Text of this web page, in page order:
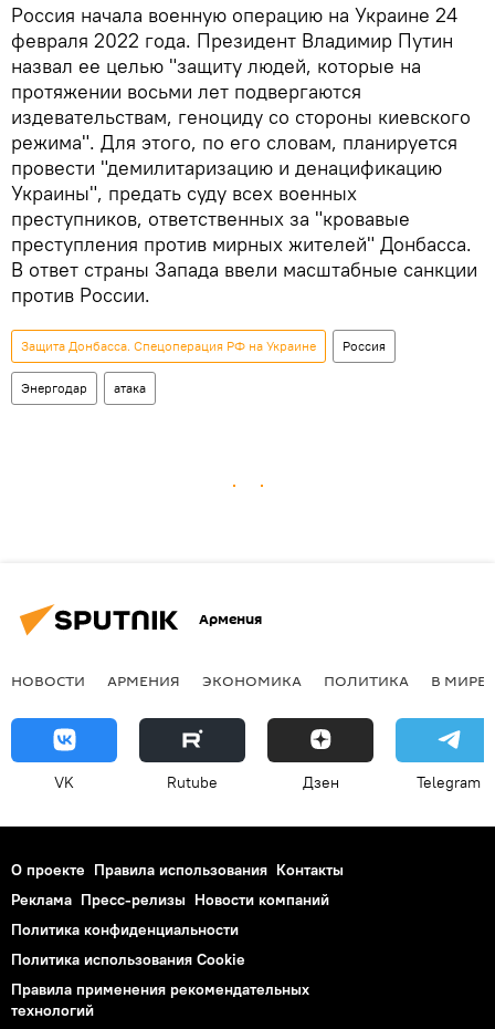
Россия начала военную операцию на Украине 24
февраля 2022 года. Президент Владимир Путин
назвал ее целью "защиту людей, которые на
протяжении восьми лет подвергаются
издевательствам, геноциду со стороны киевского
режима". Для этого, по его словам, планируется
провести "демилитаризацию и денацификацию
Украины", предать суду всех военных
преступников, ответственных за "кровавые
преступления против мирных жителей" Донбасса.
В ответ страны Запада ввели масштабные санкции
против России.
Защита Донбасса. Спецоперация РФ на Украине Россия
Энергодар атака
Армения
НОВОСТИ АРМЕНИЯ ЭКОНОМИКА ПОЛИТИКА В МИРЕ
VK Rutube Дзен Telegram
О проекте Правила использования Контакты
Реклама Пресс-релизы Новости компаний
Политика конфиденциальности
Политика использования Cookie
Правила применения рекомендательных
технологий